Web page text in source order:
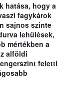
hatása, hogy a
fagykárok
sajnos szinte
lehűlések,
mértékben a
alföldi
feletti